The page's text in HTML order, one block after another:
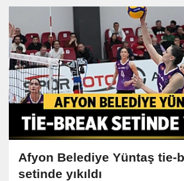
Afyon Belediye Yüntaş tie-
setinde yıkıldı